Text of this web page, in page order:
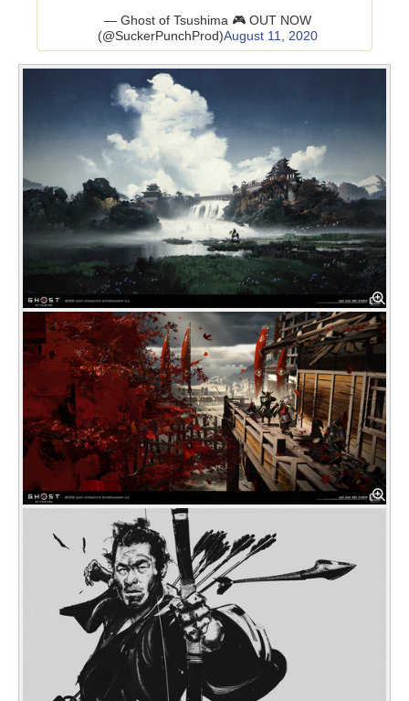
— Ghost of Tsushima 🎮 OUT NOW
(@SuckerPunchProd)August 11, 2020